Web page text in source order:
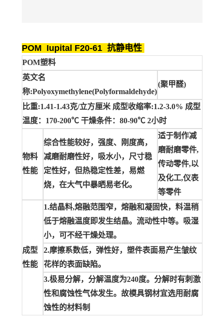
POM Iupital F20-61 抗静电性
POM塑料
英文名
称:Polyoxymethylene(Polyformaldehyde)
(聚甲醛)
比重:1.41-1.43克/立方厘米 成型收缩率:1.2-3.0% 成型
温度：170-200℃ 干燥条件：80-90℃ 2小时
物料
性能
综合性能较好，强度、刚度高，
减磨耐磨性好，吸水小，尺寸稳
定性好，但热稳定性差，易燃
烧，在大气中暴晒易老化。
适于制作减
磨耐磨零件,
传动零件,以
及化工,仪表
等零件
成型
性能
1.结晶料,熔融范围窄，熔融和凝固快，料温稍
低于熔融温度即发生结晶。流动性中等。吸湿
小，可不经干燥处理。
2.摩擦系数低，弹性好，塑件表面易产生皱纹
花样的表面缺陷。
3.极易分解，分解温度为240度。分解时有刺激
性和腐蚀性气体发生。故模具钢材宜选用耐腐
蚀性的材料制